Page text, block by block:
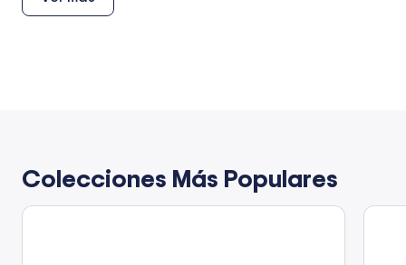
Colecciones Más Populares